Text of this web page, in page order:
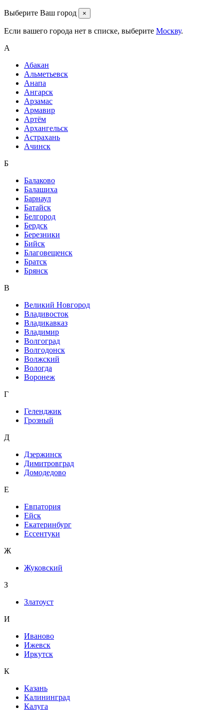
Выберите Ваш город ×
Если вашего города нет в списке, выберите Москву.
А
Абакан
Альметьевск
Анапа
Ангарск
Арзамас
Армавир
Артём
Архангельск
Астрахань
Ачинск
Б
Балаково
Балашиха
Барнаул
Батайск
Белгород
Бердск
Березники
Бийск
Благовещенск
Братск
Брянск
В
Великий Новгород
Владивосток
Владикавказ
Владимир
Волгоград
Волгодонск
Волжский
Вологда
Воронеж
Г
Геленджик
Грозный
Д
Дзержинск
Димитровград
Домодедово
Е
Евпатория
Ейск
Екатеринбург
Ессентуки
Ж
Жуковский
З
Златоуст
И
Иваново
Ижевск
Иркутск
К
Казань
Калининград
Калуга